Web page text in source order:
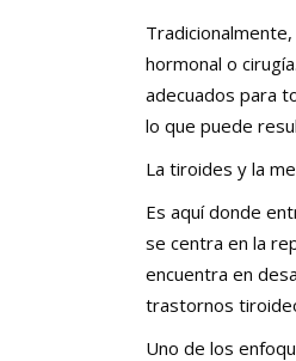
hormonal o
adecuados para
lo que puede
La tiroides y la
Es aquí donde
se centra en la
encuentra en
trastornos
Uno de los